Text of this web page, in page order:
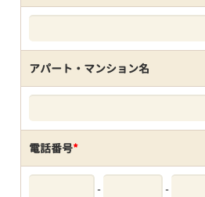
アパート・マンション名
電話番号*
- -